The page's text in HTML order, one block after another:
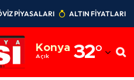
PİYASALARI ALTIN FİYATLARI
Konya
Açık 32°
Adıyaman